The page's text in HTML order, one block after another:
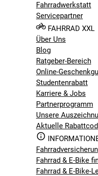
Fahrradwerkstatt
Servicepartner
FAHRRAD XXL
Über Uns
Blog
Ratgeber-Bereich
Online-
Studentenrabatt
Karriere & Jobs
Partnerprogramm
Unsere
Aktuelle
Fahrrad & E-Bike
Fahrrad & E-Bike-